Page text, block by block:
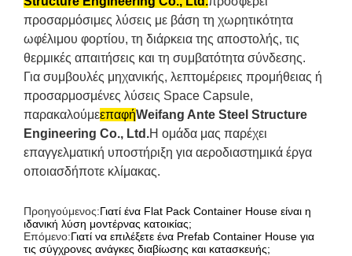
προσαρμόσιμες λύσεις με βάση τη χωρητικότητα
ωφέλιμου φορτίου, τη διάρκεια της αποστολής, τις
θερμικές απαιτήσεις και τη συμβατότητα σύνδεσης.
Για συμβουλές μηχανικής, λεπτομέρειες προμήθειας ή
προσαρμοσμένες λύσεις Space Capsule,
παρακαλούμεεπαφήWeifang Ante Steel Structure
Engineering Co., Ltd.Η ομάδα μας παρέχει
επαγγελματική υποστήριξη για αεροδιαστημικά έργα
οποιασδήποτε κλίμακας.
Προηγούμενος:Γιατί ένα Flat Pack Container House είναι η
ιδανική λύση μοντέρνας κατοικίας;
Επόμενο:Γιατί να επιλέξετε ένα Prefab Container House για
τις σύγχρονες ανάγκες διαβίωσης και κατασκευής;